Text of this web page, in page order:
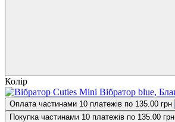
Колір
Оплата частинами 10 платежів по 135.00 грн
Покупка частинами 10 платежів по 135.00 грн